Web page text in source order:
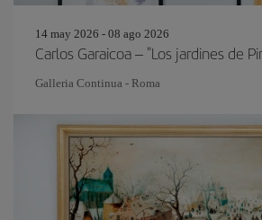
14 may 2026 - 08 ago 2026
Carlos Garaicoa – "Los jardines de
Galleria Continua - Roma